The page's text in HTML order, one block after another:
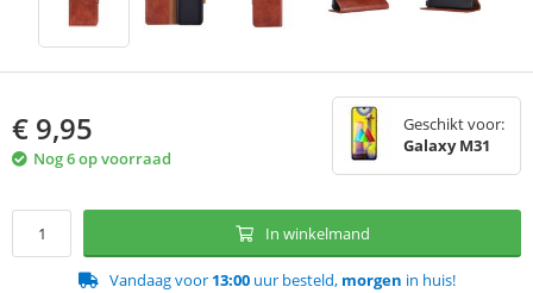
€ 9,95
Nog 6 op voorraad
Geschikt voor:
Galaxy M31
In winkelmand
Vandaag voor 13:00uur besteld, morgen in huis!